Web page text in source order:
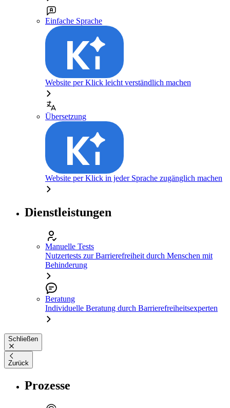
Einfache Sprache
Website per Klick leicht verständlich machen
Übersetzung
Website per Klick in jeder Sprache zugänglich machen
Dienstleistungen
Manuelle Tests
Nutzertests zur Barrierefreiheit durch Menschen mit
Behinderung
Beratung
Individuelle Beratung durch Barrierefreiheitsexperten
Schließen
Zurück
Prozesse